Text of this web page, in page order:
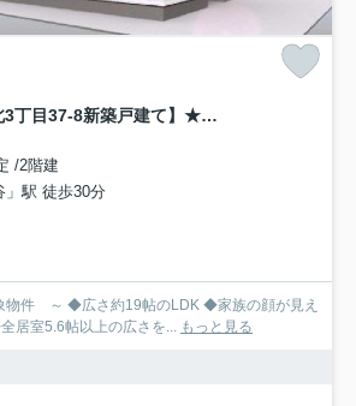
【横浜市南区永田北3丁目37-8新築戸建て】★仲介手数料無料★（永田小学校・永田中学校）
/2階建
」駅 徒歩30分
物件 ～ ◆広さ約19帖のLDK ◆家族の顔が見え
居室5.6帖以上の広さを... もっと見る